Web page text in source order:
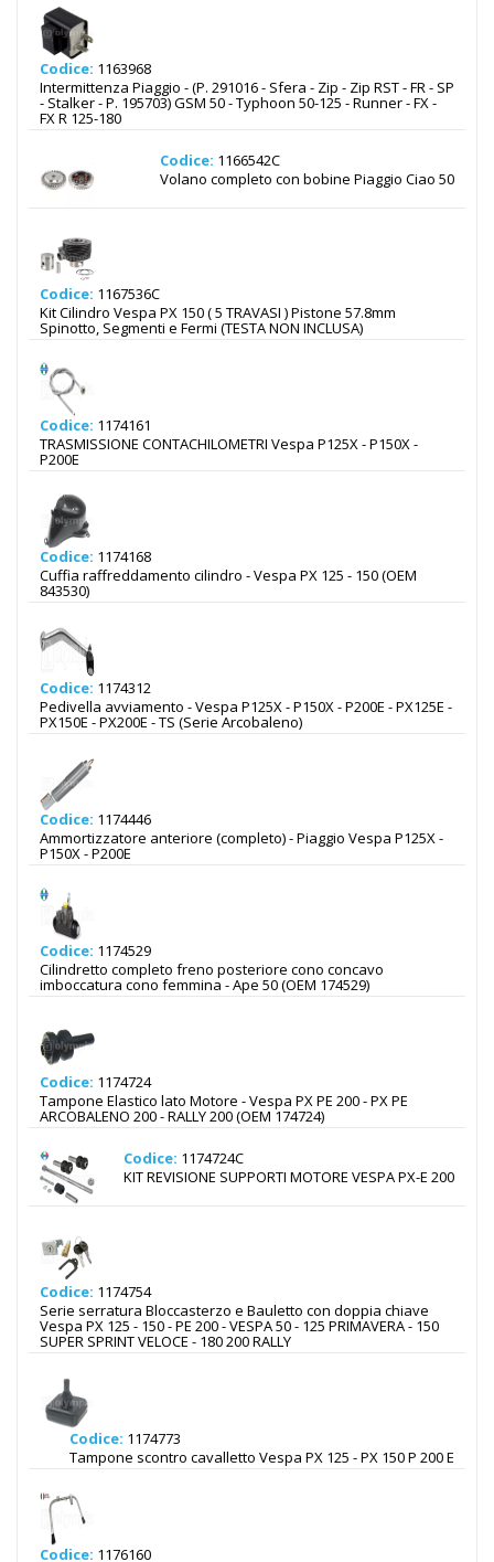
Codice: 1163968
Intermittenza Piaggio - (P. 291016 - Sfera - Zip - Zip RST - FR - SP
- Stalker - P. 195703) GSM 50 - Typhoon 50-125 - Runner - FX -
FX R 125-180
Codice: 1166542C
Volano completo con bobine Piaggio Ciao 50
Codice: 1167536C
Kit Cilindro Vespa PX 150 ( 5 TRAVASI ) Pistone 57.8mm
Spinotto, Segmenti e Fermi (TESTA NON INCLUSA)
Codice: 1174161
TRASMISSIONE CONTACHILOMETRI Vespa P125X - P150X -
P200E
Codice: 1174168
Cuffia raffreddamento cilindro - Vespa PX 125 - 150 (OEM
843530)
Codice: 1174312
Pedivella avviamento - Vespa P125X - P150X - P200E - PX125E -
PX150E - PX200E - TS (Serie Arcobaleno)
Codice: 1174446
Ammortizzatore anteriore (completo) - Piaggio Vespa P125X -
P150X - P200E
Codice: 1174529
Cilindretto completo freno posteriore cono concavo
imboccatura cono femmina - Ape 50 (OEM 174529)
Codice: 1174724
Tampone Elastico lato Motore - Vespa PX PE 200 - PX PE
ARCOBALENO 200 - RALLY 200 (OEM 174724)
Codice: 1174724C
KIT REVISIONE SUPPORTI MOTORE VESPA PX-E 200
Codice: 1174754
Serie serratura Bloccasterzo e Bauletto con doppia chiave
Vespa PX 125 - 150 - PE 200 - VESPA 50 - 125 PRIMAVERA - 150
SUPER SPRINT VELOCE - 180 200 RALLY
Codice: 1174773
Tampone scontro cavalletto Vespa PX 125 - PX 150 P 200 E
Codice: 1176160